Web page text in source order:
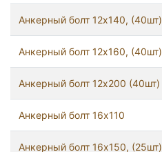
Анкерный болт 12х140, (40шт)
Анкерный болт 12х160, (40шт)
Анкерный болт 12х200 (40шт)
Анкерный болт 16х110
Анкерный болт 16х150, (25шт)